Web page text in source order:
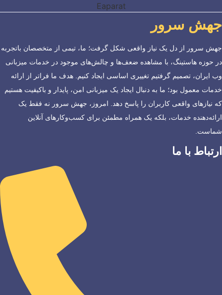
Eaparat
جهش سرور
جهش سرور از دل یک نیاز واقعی شکل گرفت؛ ما، تیمی از متخصصان باتجربه
در حوزه هاستینگ، با مشاهده ضعف‌ها و چالش‌های موجود در خدمات میزبانی
وب ایران، تصمیم گرفتیم تغییری اساسی ایجاد کنیم. هدف ما فراتر از ارائه
خدمات معمول بود؛ ما به دنبال ایجاد یک میزبانی امن، پایدار و باکیفیت هستیم
که نیازهای واقعی کاربران را پاسخ دهد. امروز، جهش سرور نه فقط یک
ارائه‌دهنده خدمات، بلکه یک همراه مطمئن برای کسب‌وکارهای آنلاین
شماست.
ارتباط با ما